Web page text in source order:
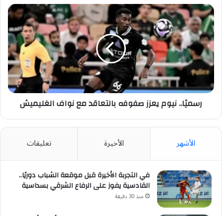
الماضي
رسميًا..
نيوم
يعزز
صفوفه
بالتعاقد
مع
نواف
الغليميش
رسميًا.. نيوم يعزز صفوفه بالتعاقد مع نواف الغليميش
الأشهر الأخيرة تعليقات
في التجربة الأخيرة قبل موقعة الشباب دوريًا..
القادسية يفوز على الرفاع الشرقي بسداسية
منذ 30 دقيقة